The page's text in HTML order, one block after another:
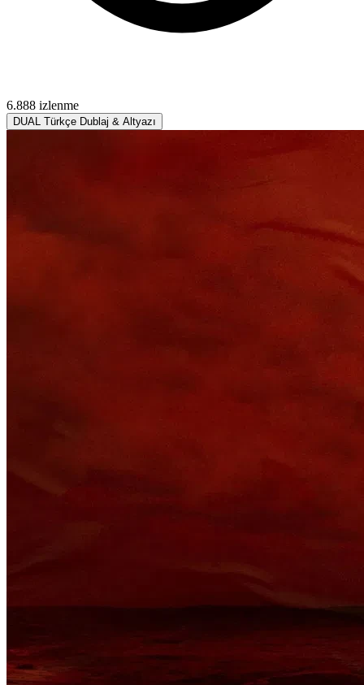
6.888 izlenme
DUAL Türkçe Dublaj & Altyazı